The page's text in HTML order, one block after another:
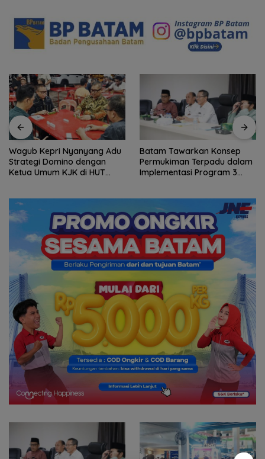
Wagub Kepri Nyanyang Adu
Strategi Domino dengan
Ketua Umum KJK di HUT
Batam Tawarkan Konsep
Permukiman Terpadu dalam
Implementasi Program 3